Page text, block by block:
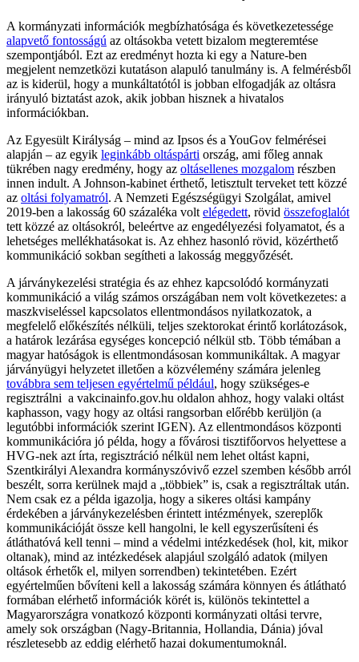
A kormányzati információk megbízhatósága és következetessége
alapvető fontosságú az oltásokba vetett bizalom megteremtése
szempontjából. Ezt az eredményt hozta ki egy a Nature-ben
megjelent nemzetközi kutatáson alapuló tanulmány is. A felmérésből
az is kiderül, hogy a munkáltatótól is jobban elfogadják az oltásra
irányuló biztatást azok, akik jobban hisznek a hivatalos
információkban.
Az Egyesült Királyság – mind az Ipsos és a YouGov felmérései
alapján – az egyik leginkább oltáspárti ország, ami főleg annak
tükrében nagy eredmény, hogy az oltásellenes mozgalom részben
innen indult. A Johnson-kabinet érthető, letisztult terveket tett közzé
az oltási folyamatról. A Nemzeti Egészségügyi Szolgálat, amivel
2019-ben a lakosság 60 százaléka volt elégedett, rövid összefoglalót
tett közzé az oltásokról, beleértve az engedélyezési folyamatot, és a
lehetséges mellékhatásokat is. Az ehhez hasonló rövid, közérthető
kommunikáció sokban segítheti a lakosság meggyőzését.
A járványkezelési stratégia és az ehhez kapcsolódó kormányzati
kommunikáció a világ számos országában nem volt következetes: a
maszkviseléssel kapcsolatos ellentmondásos nyilatkozatok, a
megfelelő előkészítés nélküli, teljes szektorokat érintő korlátozások,
a határok lezárása egységes koncepció nélkül stb. Több témában a
magyar hatóságok is ellentmondásosan kommunikáltak. A magyar
járványügyi helyzetet illetően a közvélemény számára jelenleg
továbbra sem teljesen egyértelmű például, hogy szükséges-e
regisztrálni a vakcinainfo.gov.hu oldalon ahhoz, hogy valaki oltást
kaphasson, vagy hogy az oltási rangsorban előrébb kerüljön (a
legutóbbi információk szerint IGEN). Az ellentmondásos központi
kommunikációra jó példa, hogy a fővárosi tisztifőorvos helyettese a
HVG-nek azt írta, regisztráció nélkül nem lehet oltást kapni,
Szentkirályi Alexandra kormányszóvivő ezzel szemben később arról
beszélt, sorra kerülnek majd a „többiek” is, csak a regisztráltak után.
Nem csak ez a példa igazolja, hogy a sikeres oltási kampány
érdekében a járványkezelésben érintett intézmények, szereplők
kommunikációját össze kell hangolni, le kell egyszerűsíteni és
átláthatóvá kell tenni – mind a védelmi intézkedések (hol, kit, mikor
oltanak), mind az intézkedések alapjául szolgáló adatok (milyen
oltások érhetők el, milyen sorrendben) tekintetében. Ezért
egyértelműen bővíteni kell a lakosság számára könnyen és átlátható
formában elérhető információk körét is, különös tekintettel a
Magyarországra vonatkozó központi kormányzati oltási tervre,
amely sok országban (Nagy-Britannia, Hollandia, Dánia) jóval
részletesebb az eddig elérhető hazai dokumentumoknál.